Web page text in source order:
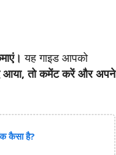
यह गाइड आपको
आया, तो कमेंट करें और अपने
कैसा है?